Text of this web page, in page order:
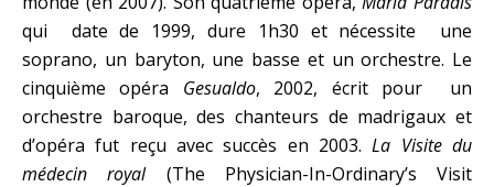
qui date de 1999, dure 1h30 et nécessite une
soprano, un baryton, une basse et un orchestre. Le
cinquième opéra Gesualdo, 2002, écrit pour un
orchestre baroque, des chanteurs de madrigaux et
d’opéra fut reçu avec succès en 2003.La Visite du
médecin royal(The Physician-In-Ordinary’s Visit